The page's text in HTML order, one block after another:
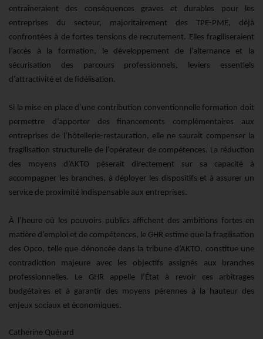
entraîneraient des conséquences graves et durables pour les
entreprises du secteur, majoritairement des TPE-PME, déjà
confrontées à de fortes tensions de recrutement. Elles fragiliseraient
l’accès à la formation, le développement de l’alternance et la
sécurisation des parcours professionnels, leviers essentiels
d’attractivité et de fidélisation.
Si la mise en place d’une contribution conventionnelle formation doit
permettre d’apporter des financements complémentaires aux
entreprises de l’hôtellerie-restauration, elle ne saurait compenser la
fragilisation structurelle de l’opérateur de compétences. La réduction
des moyens d’AKTO pèserait directement sur sa capacité à
accompagner les branches, à déployer les dispositifs et à assurer un
service de proximité indispensable aux entreprises.
À l’heure où les pouvoirs publics affichent des ambitions fortes en
matière d’emploi et de compétences, le GHR estime que la fragilisation
des Opco, telle que dénoncée dans la tribune d’AKTO, constitue une
contradiction majeure avec les objectifs assignés aux branches
professionnelles. Le GHR appelle l’État à revoir ces arbitrages
budgétaires et à garantir des moyens pérennes à la hauteur des
enjeux sociaux et économiques.
Catherine Quérard